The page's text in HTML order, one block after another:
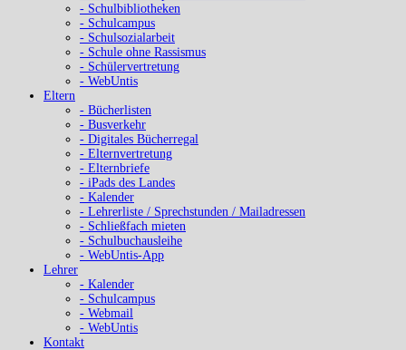
- Schulbibliotheken
- Schulcampus
- Schulsozialarbeit
- Schule ohne Rassismus
- Schülervertretung
- WebUntis
Eltern
- Bücherlisten
- Busverkehr
- Digitales Bücherregal
- Elternvertretung
- Elternbriefe
- iPads des Landes
- Kalender
- Lehrerliste / Sprechstunden / Mailadressen
- Schließfach mieten
- Schulbuchausleihe
- WebUntis-App
Lehrer
- Kalender
- Schulcampus
- Webmail
- WebUntis
Kontakt